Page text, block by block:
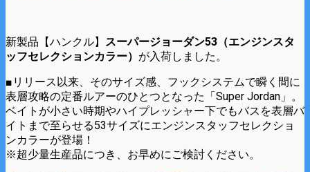
新製品【ハンクル】 スーパージョーダン53（エンジンスタ
ッフセレクションカラー） が入荷しました。
■リリース以来、そのサイズ感、フックシステムで瞬く間に
表層攻略の定番ルアーのひとつとなった「Super Jordan」。
ベイトが小さい時期やハイプレッシャー下でもバスを表層バ
イトまで至らせる53サイズにエンジンスタッフセレクショ
ンカラーが登場！
※超少量生産品につき、お早めにご検討ください。